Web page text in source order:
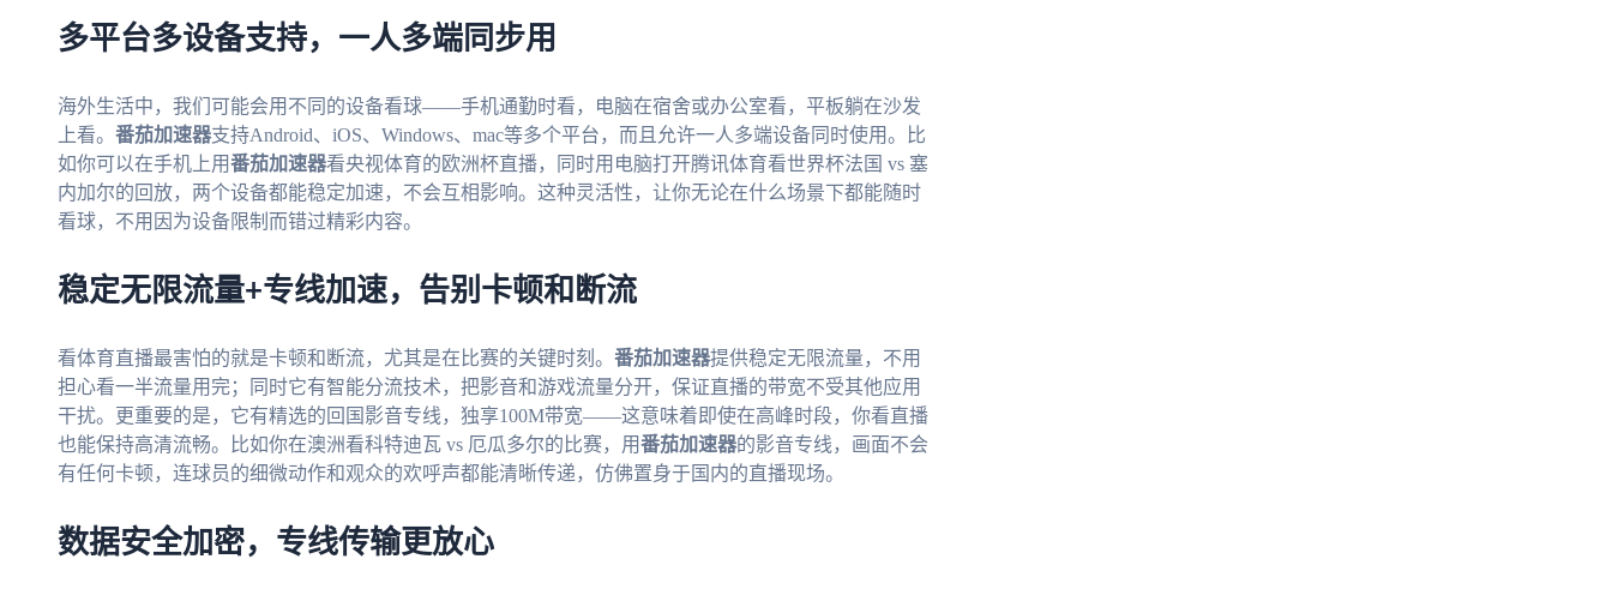
多平台多设备支持，一人多端同步用
海外生活中，我们可能会用不同的设备看球——手机通勤时看，电脑在宿舍或办公室看，平板躺在沙发
上看。 番茄加速器支持Android、iOS、Windows、mac等多个平台，而且允许一人多端设备同时使用。比
如你可以在手机上用番茄加速器看央视体育的欧洲杯直播，同时用电脑打开腾讯体育看世界杯法国 vs 塞
内加尔的回放，两个设备都能稳定加速，不会互相影响。这种灵活性，让你无论在什么场景下都能随时
看球，不用因为设备限制而错过精彩内容。
稳定无限流量+专线加速，告别卡顿和断流
看体育直播最害怕的就是卡顿和断流，尤其是在比赛的关键时刻。 番茄加速器提供稳定无限流量，不用
担心看一半流量用完；同时它有智能分流技术，把影音和游戏流量分开，保证直播的带宽不受其他应用
干扰。更重要的是，它有精选的回国影音专线，独享100M带宽——这意味着即使在高峰时段，你看直播
也能保持高清流畅。比如你在澳洲看科特迪瓦 vs 厄瓜多尔的比赛，用番茄加速器的影音专线，画面不会
有任何卡顿，连球员的细微动作和观众的欢呼声都能清晰传递，仿佛置身于国内的直播现场。
数据安全加密，专线传输更放心